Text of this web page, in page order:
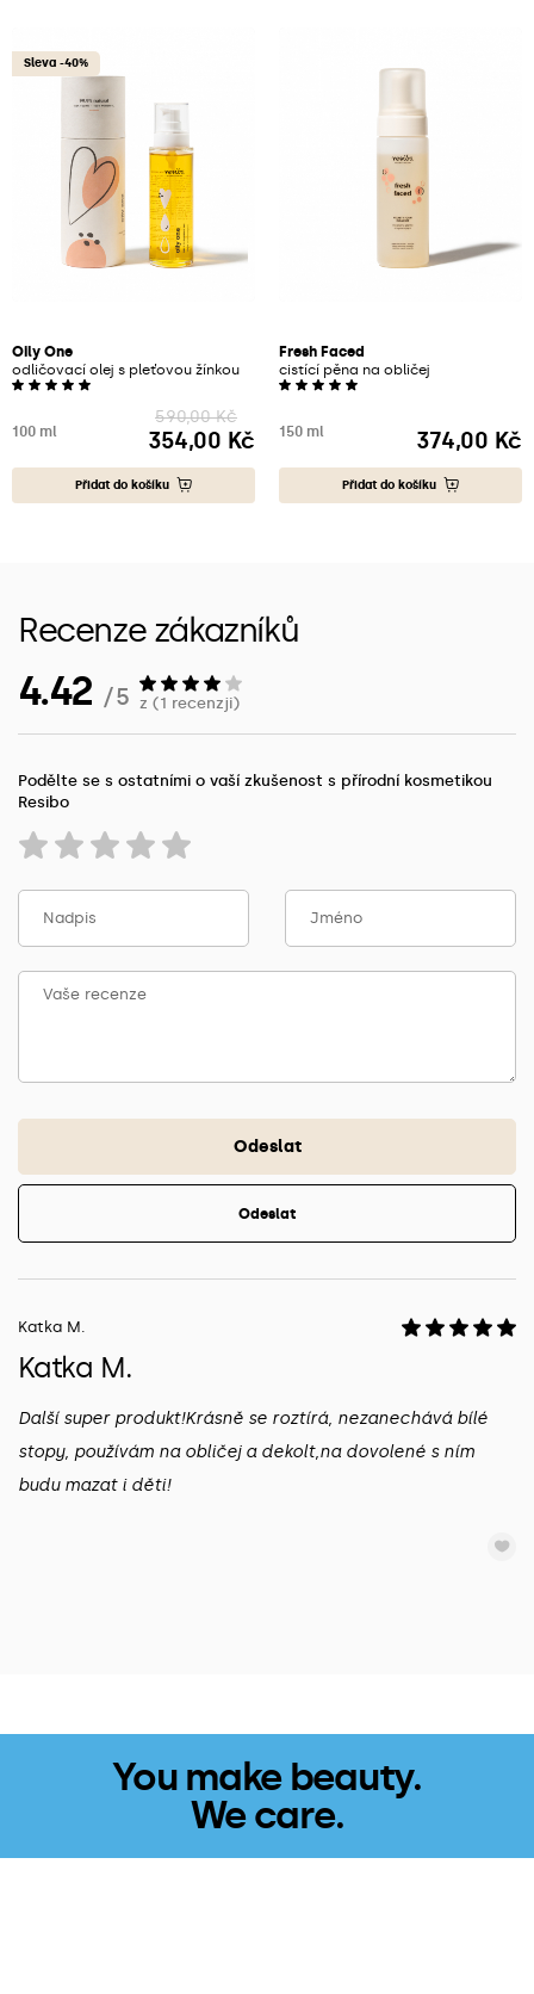
Sleva -40%
Oily One
odličovací olej s pleťovou žínkou
100 ml
590,00 Kč
Cena
354,00 Kč
Přidat do košíku
Fresh Faced
cistící pěna na obličej
150 ml
Cena
374,00 Kč
Přidat do košíku
Recenze zákazníků
4.42 / 5 z (1 recenzji)
Podělte se s ostatními o vaší zkušenost s přírodní kosmetikou
Resibo
Odeslat
Odeslat
Katka M.
Katka M.
Další super produkt!Krásně se roztírá, nezanechává bílé
stopy, používám na obličej a dekolt,na dovolené s ním
budu mazat i děti!
You make beauty.
We care.